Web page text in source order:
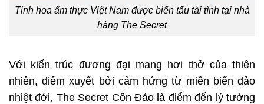
Tinh hoa ẩm thực Việt Nam được biến tấu tài tình tại nhà
hàng The Secret
Với kiến trúc đương đại mang hơi thở của thiên
nhiên, điểm xuyết bởi cảm hứng từ miền biển đảo
nhiệt đới, The Secret Côn Đảo là điểm đến lý tưởng